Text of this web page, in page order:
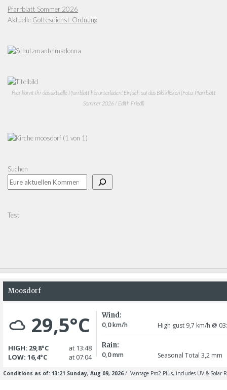
Pfarrblatt Sommer 2026
Aktuelle Gottesdienst-Ordnung
Hier könnt Ihr das aktuelle Pfarrblatt herunterladen! Einfach auf das Bild klicken (Foto: Pfarrblatt
Sommer 2026 / Edith Friedl)
Suchen
Test